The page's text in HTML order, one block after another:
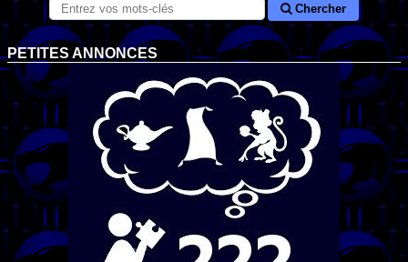
Chercher
PETITES ANNONCES